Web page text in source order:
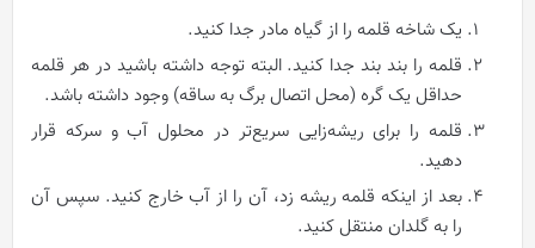
یک شاخه قلمه را از گیاه مادر جدا کنید.
قلمه را بند بند جدا کنید. البته توجه داشته باشید در هر قلمه
حداقل یک گره (محل اتصال برگ به ساقه) وجود داشته باشد.
قلمه را برای ریشه‌زایی سریع‌تر در محلول آب و سرکه قرار
دهید.
بعد از اینکه قلمه ریشه زد، آن را از آب خارج کنید. سپس آن
را به گلدان منتقل کنید.